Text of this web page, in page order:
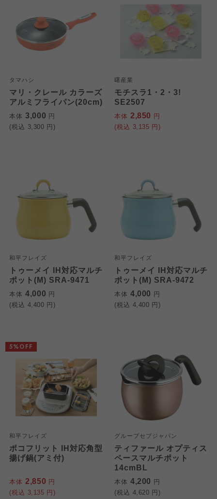
タマハシ
マリ・クレール カラーズ
アルミフライパン(20cm)
本体 3,000 円
(税込 3,300 円)
曙産業
モチスラ1・2・3!
SE2507
本体 2,850 円
(税込 3,135 円)
和平フレイズ
トゥーメイ IH対応マルチ
ポット(M) SRA-9471
本体 4,000 円
(税込 4,400 円)
和平フレイズ
トゥーメイ IH対応マルチ
ポット(M) SRA-9472
本体 4,000 円
(税込 4,400 円)
和平フレイズ
ポコフリット IH対応角型
揚げ鍋(アミ付)
本体 2,850 円
(税込 3,135 円)
5%OFF
グループセブジャパン
ティファール オプティス
ペースマルチポット
14cmBL
本体 4,200 円
(税込 4,620 円)